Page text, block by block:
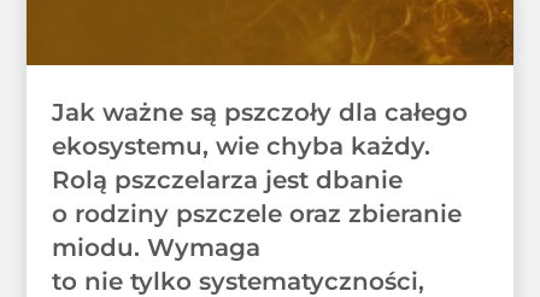
Jak ważne są pszczoły dla całego
ekosystemu, wie chyba każdy.
Rolą pszczelarza jest dbanie
o rodziny pszczele oraz zbieranie
miodu. Wymaga
to nie tylko systematyczności,